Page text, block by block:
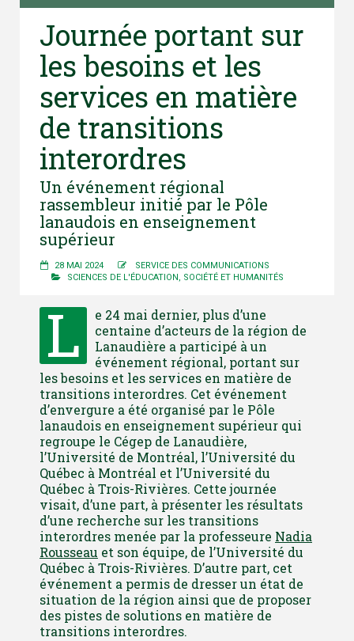
Journée portant sur
les besoins et les
services en matière
de transitions
interordres
Un événement régional
rassembleur initié par le Pôle
lanaudois en enseignement
supérieur
28 MAI 2024
SERVICE DES COMMUNICATIONS
SCIENCES DE L'ÉDUCATION , SOCIÉTÉ ET HUMANITÉS
L
e 24 mai dernier, plus d’une
centaine d’acteurs de la région de
Lanaudière a participé à un
événement régional, portant sur
les besoins et les services en matière de
transitions interordres. Cet événement
d’envergure a été organisé par le Pôle
lanaudois en enseignement supérieur qui
regroupe le Cégep de Lanaudière,
l’Université de Montréal, l’Université du
Québec à Montréal et l’Université du
Québec à Trois-Rivières. Cette journée
visait, d’une part, à présenter les résultats
d’une recherche sur les transitions
interordres menée par la professeure Nadia
Rousseau et son équipe, de l’Université du
Québec à Trois-Rivières. D’autre part, cet
événement a permis de dresser un état de
situation de la région ainsi que de proposer
des pistes de solutions en matière de
transitions interordres.